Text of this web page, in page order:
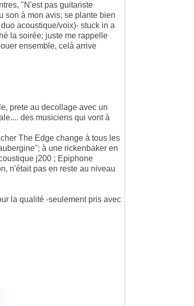
"N'est pas guitariste
son à mon avis; se plante bien
acoustique/voix)- stuck in a
la soirée; juste me rappelle
ensemble, celà arrive
prete au decollage avec un
des musiciens qui vont à
The Edge change à tous les
à une rickenbaker en
j200 ; Epiphone
n'était pas en reste au niveau
la qualité -seulement pris avec